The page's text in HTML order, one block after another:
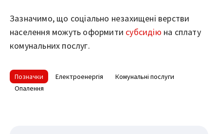
Зазначимо, що соціально незахищені верстви
населення можуть оформити субсидію на сплату
комунальних послуг.
Позначки Електроенергія
Комунальні послуги
Опалення